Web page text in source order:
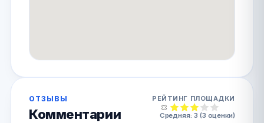
ОТЗЫВЫ
Комментарии
РЕЙТИНГ ПЛОЩАДКИ
Средняя: 3 (3 оценки)